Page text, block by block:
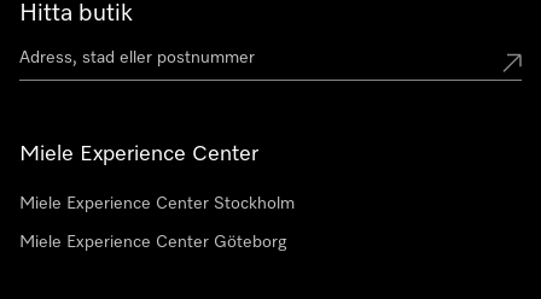
Hitta butik
Miele Experience Center
Miele Experience Center Stockholm
Miele Experience Center Göteborg